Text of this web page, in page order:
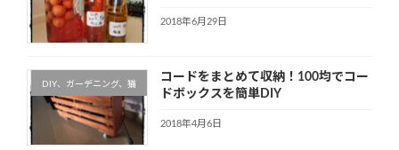
2018年6月29日
DIY、ガーデニング、猫
コードをまとめて収納！100均でコー
ドボックスを簡単DIY
2018年4月6日